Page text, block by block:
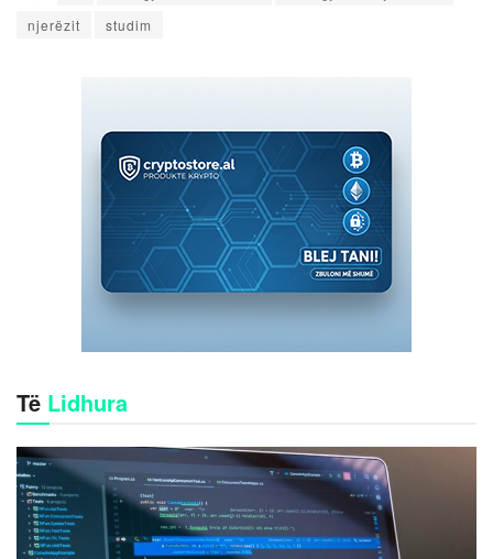
njerëzit
studim
Të Lidhura